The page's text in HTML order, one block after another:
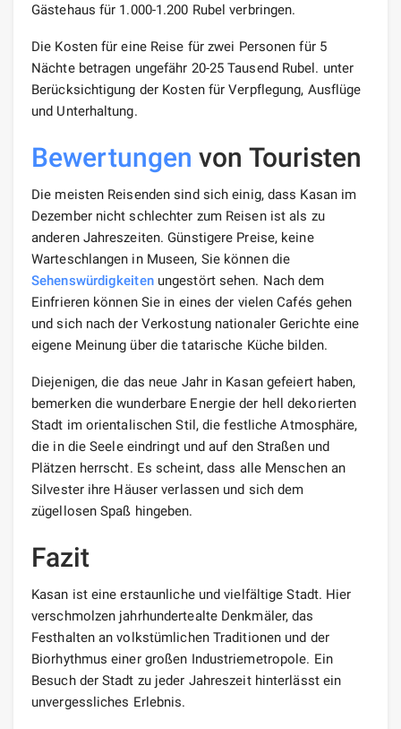
Gästehaus für 1.000-1.200 Rubel verbringen.
Die Kosten für eine Reise für zwei Personen für 5
Nächte betragen ungefähr 20-25 Tausend Rubel. unter
Berücksichtigung der Kosten für Verpflegung, Ausflüge
und Unterhaltung.
Bewertungen von Touristen
Die meisten Reisenden sind sich einig, dass Kasan im
Dezember nicht schlechter zum Reisen ist als zu
anderen Jahreszeiten. Günstigere Preise, keine
Warteschlangen in Museen, Sie können die
Sehenswürdigkeitenungestört sehen. Nach dem
Einfrieren können Sie in eines der vielen Cafés gehen
und sich nach der Verkostung nationaler Gerichte eine
eigene Meinung über die tatarische Küche bilden.
Diejenigen, die das neue Jahr in Kasan gefeiert haben,
bemerken die wunderbare Energie der hell dekorierten
Stadt im orientalischen Stil, die festliche Atmosphäre,
die in die Seele eindringt und auf den Straßen und
Plätzen herrscht. Es scheint, dass alle Menschen an
Silvester ihre Häuser verlassen und sich dem
zügellosen Spaß hingeben.
Fazit
Kasan ist eine erstaunliche und vielfältige Stadt. Hier
verschmolzen jahrhundertealte Denkmäler, das
Festhalten an volkstümlichen Traditionen und der
Biorhythmus einer großen Industriemetropole. Ein
Besuch der Stadt zu jeder Jahreszeit hinterlässt ein
unvergessliches Erlebnis.